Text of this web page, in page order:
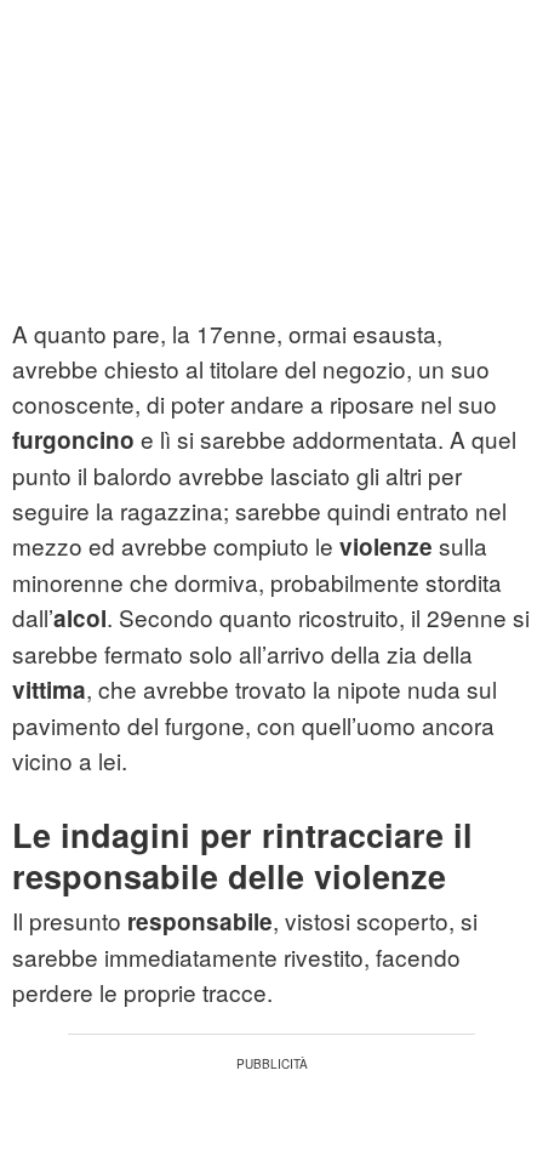
A quanto pare, la 17enne, ormai esausta,
avrebbe chiesto al titolare del negozio, un suo
conoscente, di poter andare a riposare nel suo
furgoncino e lì si sarebbe addormentata. A quel
punto il balordo avrebbe lasciato gli altri per
seguire la ragazzina; sarebbe quindi entrato nel
mezzo ed avrebbe compiuto le violenze sulla
minorenne che dormiva, probabilmente stordita
dall’alcol. Secondo quanto ricostruito, il 29enne si
sarebbe fermato solo all’arrivo della zia della
vittima, che avrebbe trovato la nipote nuda sul
pavimento del furgone, con quell’uomo ancora
vicino a lei.
Le indagini per rintracciare il
responsabile delle violenze
Il presunto responsabile, vistosi scoperto, si
sarebbe immediatamente rivestito, facendo
perdere le proprie tracce.